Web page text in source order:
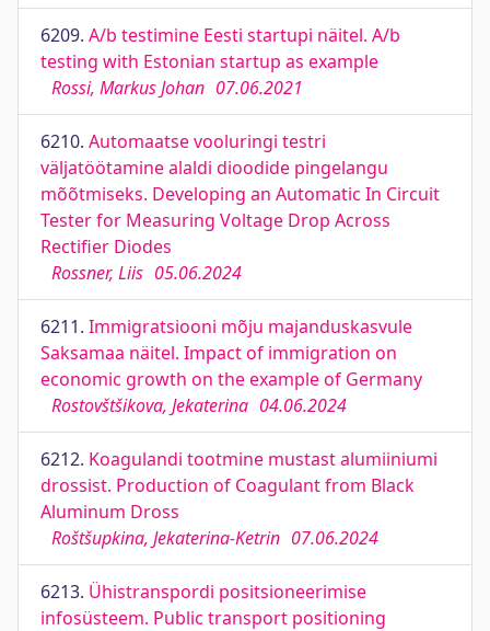
6209. A/b testimine Eesti startupi näitel. A/b
testing with Estonian startup as example
Rossi, Markus Johan 07.06.2021
6210. Automaatse vooluringi testri
väljatöötamine alaldi dioodide pingelangu
mõõtmiseks. Developing an Automatic In Circuit
Tester for Measuring Voltage Drop Across
Rectifier Diodes
Rossner, Liis 05.06.2024
6211. Immigratsiooni mõju majanduskasvule
Saksamaa näitel. Impact of immigration on
economic growth on the example of Germany
Rostovštšikova, Jekaterina 04.06.2024
6212. Koagulandi tootmine mustast alumiiniumi
drossist. Production of Coagulant from Black
Aluminum Dross
Roštšupkina, Jekaterina-Ketrin 07.06.2024
6213. Ühistranspordi positsioneerimise
infosüsteem. Public transport positioning